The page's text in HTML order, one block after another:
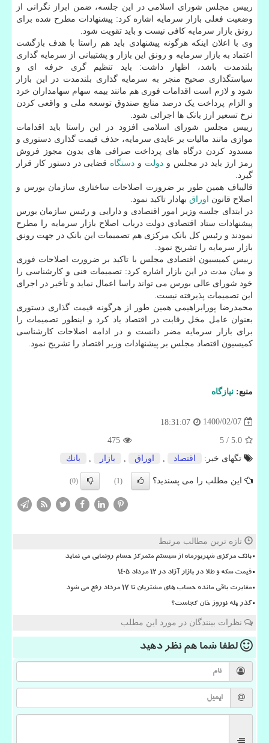
رییس مجلس شورای اسلامی در این جلسه، ضمن ابراز نگرانی از
وضعیت فعلی بازار سرمایه اشاره کرد: پیشنهادات مطرح شده برای
رونق بازار سرمایه کافی نیست و باید تقویت شود.
وی با اعلان اینکه هرگونه پیشنهادی باید هم راستا با هدف بازگشت
اعتماد به بازار سرمایه و رونق این بازار و پشتیبانی از سرمایه گذاری
بلندمدت باشد، اظهار داشت: باید تنظیم گری حرفه ای و
سیاستگذاری صحیح منجر به سرمایه گذاری بلندمدت در این بازار
شود و لازم است اقدامات فوری هم مانند بیمه سهام سهامداران خرد
و الزام پرداخت یک درصد منابع صندوق توسعه ملی و واقعی کردن
نرخ تسعیر ارز بانک ها اجرائی شود.
رییس مجلس شورای اسلامی افزود در این راستا باید اقدامات
موازی مانند مالیات بر عایدی سرمایه، حذف قیمت گذاری دستوری و
مسدود کردن درگاه های پرداخت صرافی های بدون مجوز فروش
رمز ارز باید در مجلس ودولت و دستگاه قضایی در دستور کار قرار
گیرد.
قالیباف همین طور بر ضرورت اصلاحات ساختاری سازمان بورس و
اصلاح قانون
اوراق بهادار تاکید نمود.
در ابتدای جلسه وزیر امور اقتصادی و دارایی و رئیس سازمان بورس
پیشنهادات ستاد اقتصادی دولت درباب اصلاح بازار سرمایه را مطرح
نمودند و رئیس کل بانک مرکزی هم تصمیمات این بانک در جهت رونق
بازار سرمایه را تشریح نمود.
رییس کمیسیون اقتصادی مجلس با تاکید بر ضرورت اصلاحات فوری
و میان مدت در این بازار اشاره کرد: تصمیمات فنی و کارشناسی را
خود شورای عالی بورس می تواند راسا اعمال نماید و تأخیر در اجرای
این تصمیمات پذیرفته نیست.
محمدرضا پورابراهیمی همین طور از هرگونه قیمت گذاری دستوری
بعنوان عامل مخل رقابت در اقتصاد یاد کرد و اینطور تصمیمات را
برای بازار سرمایه مضر دانست و در ادامه اصلاحات کارشناسی
کمیسیون اقتصاد مجلس بر پیشنهادات وزیر اقتصاد را تشریح نمود.
منبع: نیازگاه
1400/02/07
18:31:07
5.0
/
5
475
تگهای خبر:
اقتصاد اوراق بازار بانك
این مطلب را می پسندید؟ (1)
(0)
تازه ترین مطالب مرتبط
بانک مرکزی شهریورماه از سیستم متمرکز حسام رونمایی می نماید
قیمت سکه و طلا در بازار آزاد در ۱۲ مرداد ۱۴۰۵
مغایرت باقی مانده حساب های مشتریان تا 17 مرداد رفع می شود
گذر پله نوروز خان کجاست؟
نظرات بینندگان در مورد این مطلب
لطفا شما همنظر دهید